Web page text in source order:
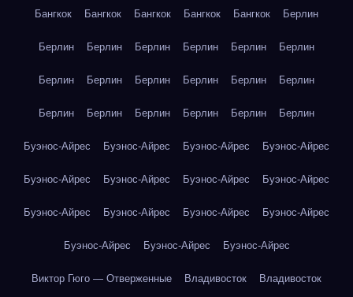
Бангкок Бангкок Бангкок Бангкок Бангкок Берлин
Берлин Берлин Берлин Берлин Берлин Берлин
Берлин Берлин Берлин Берлин Берлин Берлин
Берлин Берлин Берлин Берлин Берлин Берлин
Буэнос-Айрес Буэнос-Айрес Буэнос-Айрес Буэнос-Айрес
Буэнос-Айрес Буэнос-Айрес Буэнос-Айрес Буэнос-Айрес
Буэнос-Айрес Буэнос-Айрес Буэнос-Айрес Буэнос-Айрес
Буэнос-Айрес Буэнос-Айрес Буэнос-Айрес
Виктор Гюго — Отверженные Владивосток Владивосток